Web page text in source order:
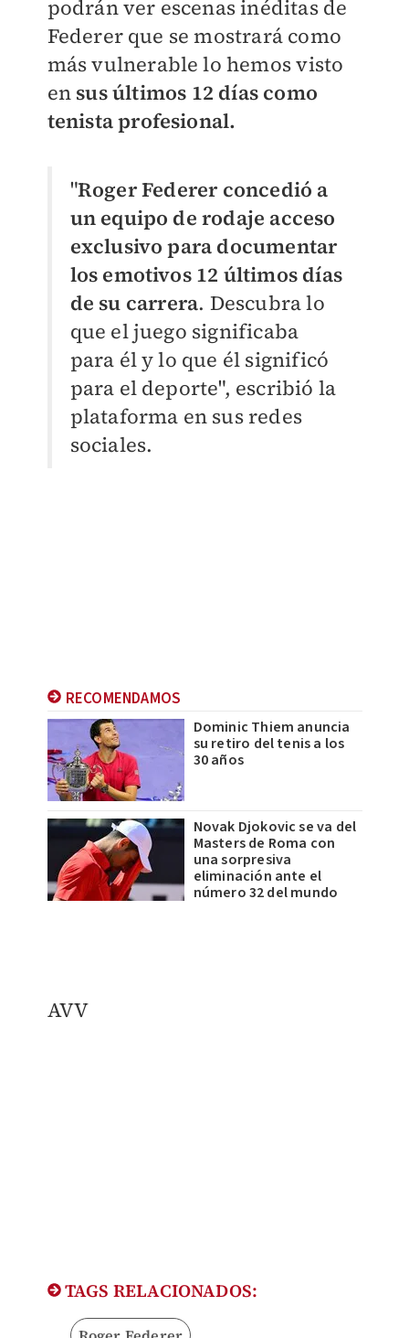
podrán ver escenas inéditas de
Federer que se mostrará como
más vulnerable lo hemos visto
ensus últimos 12 días como
tenista profesional.
"Roger Federer concedió a
un equipo de rodaje acceso
exclusivo para documentar
los emotivos 12 últimos días
de su carrera. Descubra lo
que el juego significaba
para él y lo que él significó
para el deporte", escribió la
plataforma en sus redes
sociales.
RECOMENDAMOS
Dominic Thiem anuncia
su retiro del tenis a los
30 años
Novak Djokovic se va del
Masters de Roma con
una sorpresiva
eliminación ante el
número 32 del mundo
AVV
TAGS RELACIONADOS: